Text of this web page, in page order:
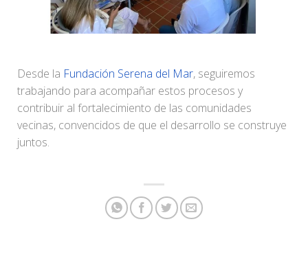
Desde la Fundación Serena del Mar, seguiremos
trabajando para acompañar estos procesos y
contribuir al fortalecimiento de las comunidades
vecinas, convencidos de que el desarrollo se construye
juntos.